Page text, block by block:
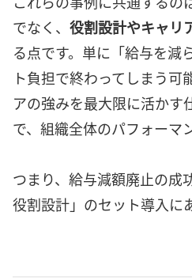
でなく、 役割設計やキャリ
る点です。単に「給与を減
ト負担で終わってしまう可
アの強みを最大限に活かす
で、組織全体のパフォーマ
つまり、給与減額廃止の成
役割設計」のセット導入に